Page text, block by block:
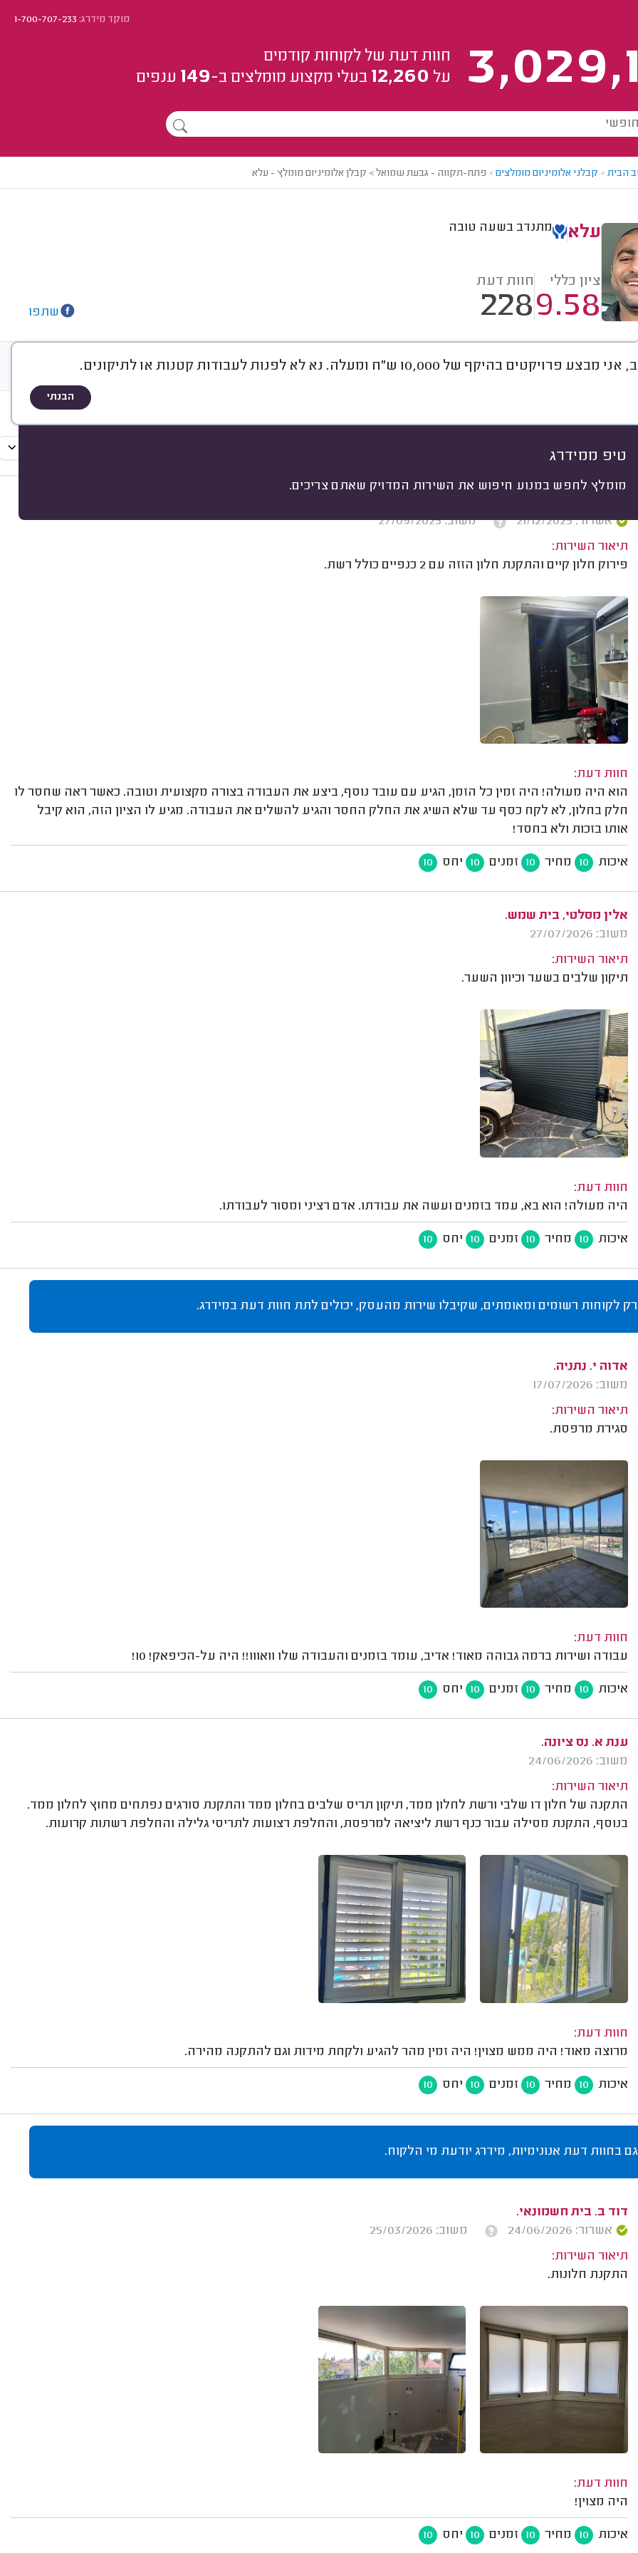
מוקד מידרג:1-700-707-233
חוות דעת של לקוחות קודמים
על 12,260 בעלי מקצוע מומלצים ב-149 ענפים
הבית> קבלני אלומיניום מומלצים> פתח-תקווה - גבעת שמואל > קבלן אלומיניום מומלץ - עלא
עלא מתנדב בשעה טובה
ציון כללי
9.58
חוות דעת
228 שתפו
פרויקטים בהיקף של 10,000 ש"ח ומעלה. נא לא לפנות לעבודות קטנות או לתיקונים.
הבנתי
טיפ ממידרג
מומלץ לחפש במנוע חיפוש את השירות המדויק שאתם צריכים.
חוות דעת ממוצע גלריה אודות Q & A שיטת הדירוג
התקנת חלונות
אשרור: 21/12/2025
משוב: 27/09/2025
תיאור השירות:
פירוק חלון קיים והתקנת חלון הזזה עם 2 כנפיים כולל רשת.
חוות דעת:
הוא היה מעולה! היה זמין כל הזמן, הגיע עם עובד נוסף, ביצע את העבודה בצורה מקצועית וטובה. כאשר ראה שחסר לו
חלק בחלון, לא לקח כסף עד שלא השיג את החלק החסר והגיע להשלים את העבודה. מגיע לו הציון הזה, הוא קיבל
אותו בזכות ולא בחסד!
איכות 10 מחיר 10 זמנים 10 יחס 10
אלין מסלטי, בית שמש.
משוב: 27/07/2026
תיאור השירות:
תיקון שלבים בשער וכיוון השער.
חוות דעת:
היה מעולה! הוא בא, עמד בזמנים ועשה את עבודתו. אדם רציני ומסור לעבודתו.
איכות 10 מחיר 10 זמנים 10 יחס 10
רק לקוחות רשומים ומאומתים, שקיבלו שירות מהעסק, יכולים לתת חוות דעת במידרג.
אדוה י. נתניה.
משוב: 17/07/2026
תיאור השירות:
סגירת מרפסת.
חוות דעת:
עבודה ושירות ברמה גבוהה מאוד! אדיב, עומד בזמנים והעבודה שלו וואווו!! היה על-הכיפאק! 10!
איכות 10 מחיר 10 זמנים 10 יחס 10
ענת א. נס ציונה.
משוב: 24/06/2026
תיאור השירות:
התקנה של חלון דו שלבי ורשת לחלון ממד, תיקון תריס שלבים בחלון ממד והתקנת סורגים נפתחים מחוץ לחלון ממד.
בנוסף, התקנת מסילה עבור כנף רשת ליציאה למרפסת, והחלפת רצועות לתריסי גלילה והחלפת רשתות קרועות.
חוות דעת:
מרוצה מאוד! היה ממש מצוין! היה זמין מהר להגיע ולקחת מידות וגם להתקנה מהירה.
איכות 10 מחיר 10 זמנים 10 יחס 10
גם בחוות דעת אנונימיות, מידרג יודעת מי הלקוח.
דוד ב. בית חשמונאי.
אשרור: 24/06/2026
משוב: 25/03/2026
תיאור השירות:
התקנת חלונות.
חוות דעת:
היה מצוין!
איכות 10 מחיר 10 זמנים 10 יחס 10